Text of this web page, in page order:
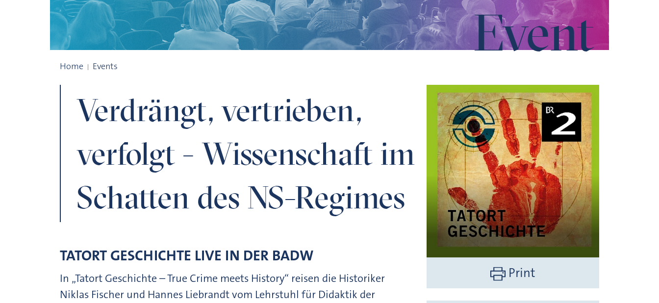
Event
Home Events
Verdrängt, vertrieben,
verfolgt - Wissenschaft im
Schatten des NS-Regimes
TATORT GESCHICHTE LIVE IN DER BADW
In „Tatort Geschichte – True Crime meets History“ reisen die Historiker
Niklas Fischer und Hannes Liebrandt vom Lehrstuhl für Didaktik der
Print